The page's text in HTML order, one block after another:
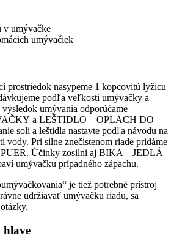
v umývačke
umývačiek
prostriedok nasypeme 1 kopcovitú lyžicu
podľa veľkosti umývačky a
umývania odporúčame
a LEŠTIDLO – OPLACH DO
soli a leštidla nastavte podľa návodu na
vody. Pri silne znečistenom riade pridáme
PUER. Účinky zosilni aj BIKA – JEDLÁ
umývačku prípadného zápachu.
je tiež potrebné prístroj
udržiavať umývačku riadu, sa